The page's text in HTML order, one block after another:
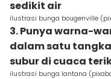
sedikit air
ilustrasi bunga bougenville
3. Punya warna-
dalam satu
subur di cuaca
ilustrasi bunga lantana